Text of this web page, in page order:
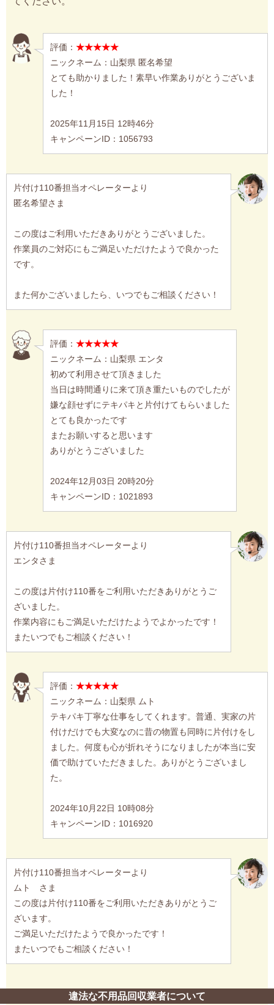
評価： ★★★★★
ニックネーム：山梨県 匿名希望
とても助かりました！素早い作業ありがとうございま
した！
2025年11月15日 12時46分
キャンペーンID：1056793
片付け110番担当オペレーターより
匿名希望さま
この度はご利用いただきありがとうございました。
作業員のご対応にもご満足いただけたようで良かった
です。
また何かございましたら、いつでもご相談ください！
評価： ★★★★★
ニックネーム：山梨県 エンタ
初めて利用させて頂きました
当日は時間通りに来て頂き重たいものでしたが
嫌な顔せずにテキパキと片付けてもらいました
とても良かったです
またお願いすると思います
ありがとうございました
2024年12月03日 20時20分
キャンペーンID：1021893
片付け110番担当オペレーターより
エンタさま
この度は片付け110番をご利用いただきありがとうご
ざいました。
作業内容にもご満足いただけたようでよかったです！
またいつでもご相談ください！
評価： ★★★★★
ニックネーム：山梨県 ムト
テキパキ丁寧な仕事をしてくれます。普通、実家の片
付けだけでも大変なのに昔の物置も同時に片付けをし
ました。何度も心が折れそうになりましたが本当に安
価で助けていただきました。ありがとうございまし
た。
2024年10月22日 10時08分
キャンペーンID：1016920
片付け110番担当オペレーターより
ムト さま
この度は片付け110番をご利用いただきありがとうご
ざいます。
ご満足いただけたようで良かったです！
またいつでもご相談ください！
違法な不用品回収業者について